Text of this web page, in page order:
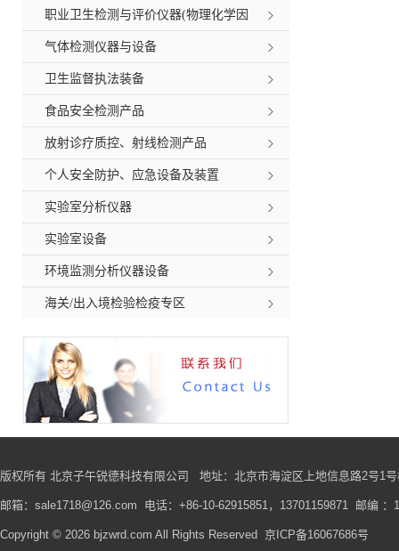
职业卫生检测与评价仪器(物理化学因
素)
气体检测仪器与设备
卫生监督执法装备
食品安全检测产品
放射诊疗质控、射线检测产品
个人安全防护、应急设备及装置
实验室分析仪器
实验室设备
环境监测分析仪器设备
海关/出入境检验检疫专区
版权所有 北京子午锐德科技有限公司 地址：北京市海淀区上地信息路2号1
邮箱：sale1718@126.com 电话：+86-10-62915851，13701159871 邮编 ：
Copyright © 2026 bjzwrd.com All Rights Reserved 京ICP备16067686号